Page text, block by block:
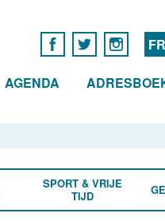
FR
AGENDA
SPORT & VRIJE
TIJD